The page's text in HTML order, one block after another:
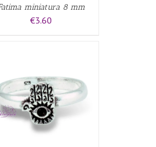
miniatura 8 mm
€3.60